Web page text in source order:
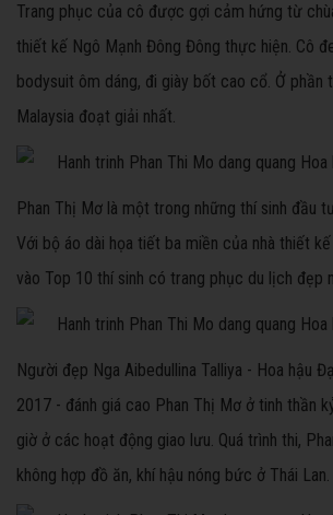
Trang phục của cô được gợi cảm hứng từ
thiết kế Ngô Mạnh Đông Đông thực hiện. Cô
bodysuit ôm dáng, đi giày bốt cao cổ. Ở phần
Malaysia đoạt giải nhất.
Phan Thị Mơ là một trong những thí sinh đầu
Với bộ áo dài họa tiết ba miền của nhà thiết
vào Top 10 thí sinh có trang phục du lịch đẹp
Người đẹp Nga Aibedullina Talliya - Hoa hậu
2017 - đánh giá cao Phan Thị Mơ ở tinh thần
giờ ở các hoạt động giao lưu. Quá trình thi,
không hợp đồ ăn, khí hậu nóng bức ở Thái Lan.